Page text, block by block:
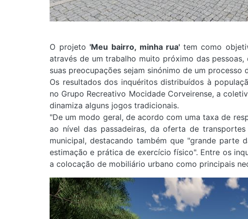
O projeto'Meu bairro, minha rua' tem como
através de um trabalho muito próximo das
suas preocupações sejam sinónimo de um
Os resultados dos inquéritos distribuídos à
no Grupo Recreativo Mocidade Corveirense, a
dinamiza alguns jogos tradicionais.
"De um modo geral, de acordo com uma taxa de
ao nível das passadeiras, da oferta de
municipal, destacando também que "grande parte
estimação e prática de exercício físico". Entre os
a colocação de mobiliário urbano como principais